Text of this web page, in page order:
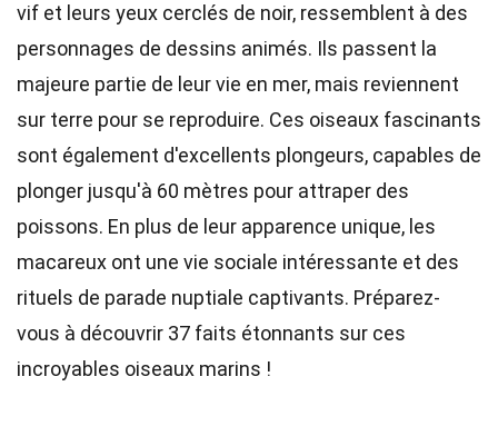
vif et leurs yeux cerclés de noir, ressemblent à des
personnages de dessins animés. Ils passent la
majeure partie de leur vie en mer, mais reviennent
sur terre pour se reproduire. Ces oiseaux fascinants
sont également d'excellents plongeurs, capables de
plonger jusqu'à 60 mètres pour attraper des
poissons. En plus de leur apparence unique, les
macareux ont une vie sociale intéressante et des
rituels de parade nuptiale captivants. Préparez-
vous à découvrir 37 faits étonnants sur ces
incroyables oiseaux marins !